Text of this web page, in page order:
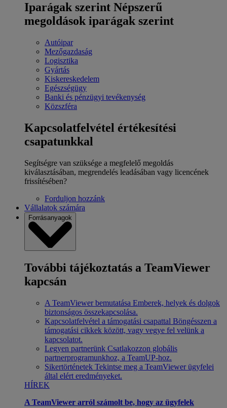
Iparágak szerint Népszerű
megoldások iparágak szerint
Autóipar
Mezőgazdaság
Logisztika
Gyártás
Kiskereskedelem
Egészségügy
Banki és pénzügyi tevékenység
Közszféra
Kapcsolatfelvétel értékesítési
csapatunkkal
Segítségre van szüksége a megfelelő megoldás
kiválasztásában, megrendelés leadásában vagy licencének
frissítésében?
Forduljon hozzánk
Vállalatok számára
Forrásanyagok
További tájékoztatás a TeamViewer
kapcsán
A TeamViewer bemutatása Emberek, helyek és dolgok
biztonságos összekapcsolása.
Kapcsolatfelvétel a támogatási csapattal Böngésszen a
támogatási cikkek között, vagy vegye fel velünk a
kapcsolatot.
Legyen partnerünk Csatlakozzon globális
partnerprogramunkhoz, a TeamUP-hoz.
Sikertörténetek Tekintse meg a TeamViewer ügyfelei
által elért eredményeket.
HÍREK
A TeamViewer arról számolt be, hogy az ügyfelek